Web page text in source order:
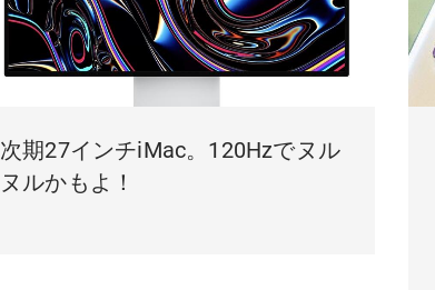
次期27インチiMac。120Hzでヌル
ヌルかもよ！